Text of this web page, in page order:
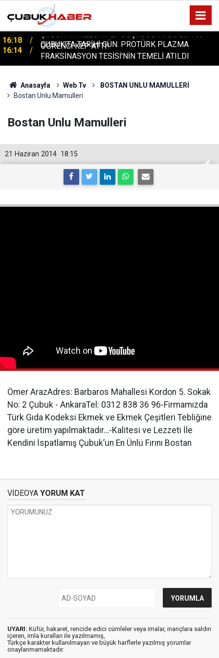
16:18
ÇUBUK’TA MEZUNİYET COŞKUSU: AYBÜ’LÜ 1504
ÖĞRENCİ KEP ATTI!
16:14
ÇUBUK'TA TARİHİ GÜN: PROTÜRK PLAZMA
FRAKSİNASYON TESİSİ'NİN TEMELİ ATILDI
Anasayfa Web Tv
BOSTAN UNLU MAMULLERİ
Bostan Unlu Mamulleri
Bostan Unlu Mamulleri
18:15
21 Haziran 2014
Ömer ArazAdres: Barbaros Mahallesi Kordon 5. Sokak
No: 2 Çubuk - AnkaraTel: 0312 838 36 96-Firmamızda
Türk Gıda Kodeksi Ekmek ve Ekmek Çeşitleri Tebliğine
göre üretim yapılmaktadır…-Kalitesi ve Lezzeti İle
Kendini İspatlamış Çubuk’un En Ünlü Fırını Bostan
VİDEOYA YORUM KAT
UYARI: Küfür, hakaret, rencide edici cümleler veya imalar, inançlara saldırı
içeren, imla kuralları ile yazılmamış,
Türkçe karakter kullanılmayan ve büyük harflerle yazılmış yorumlar
onaylanmamaktadır.